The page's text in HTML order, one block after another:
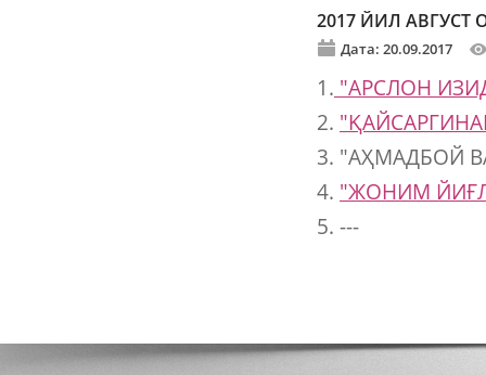
2017 ЙИЛ
Дата: 20.09.2017
1. "АРСЛОН
2.
3. "АҲМАДБОЙ
4. "ЖОНИМ
5. ---